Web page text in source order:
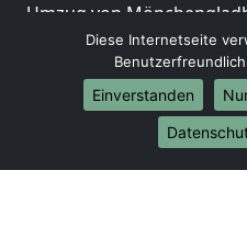
Umzug von
Umzug von
Umzug von
Internationale-
Umzug von
Umzug von
Diese Internetseite
Einverstanden